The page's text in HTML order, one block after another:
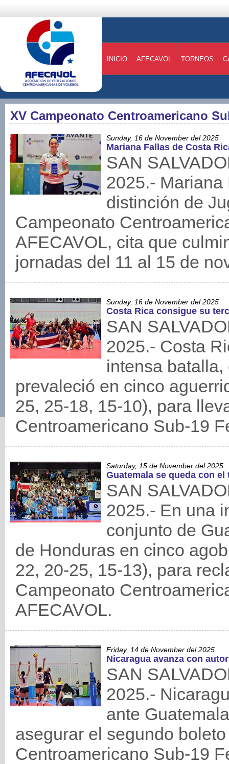
INICIO AFECAVOL TORNEOS
XV Campeonato Centroamericano
Sunday, 16 de November del 2025
Mariana Fallas de Costa
SAN
2025.-
distinción de
Campeonato
AFECAVOL, cita que
jornadas del 11 al 15 de
Sunday, 16 de November del 2025
Costa Rica consigue su
SAN
2025.- Costa
intensa
prevaleció en cinco
25, 25-18, 15-10), para
Centroamericano Sub-19
Saturday, 15 de November del 2025
Guatemala se queda con
SAN
2025.- En una
conjunto de
de Honduras en cinco
22, 20-25, 15-13), para
Campeonato
AFECAVOL.
Friday, 14 de November del 2025
Nicaragua avanza con
SAN
2025.-
ante
asegurar el segundo
Centroamericano Sub-19